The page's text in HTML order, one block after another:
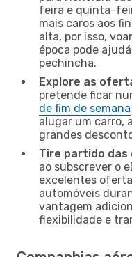
feira e quinta-
mais caros aos
alta, por isso,
época pode
pechincha.
Explore as
pretende ficar
de fim de semana
alugar um carro,
grandes
Tire partido das
ao subscrever o
excelentes
automóveis
vantagem
flexibilidade e